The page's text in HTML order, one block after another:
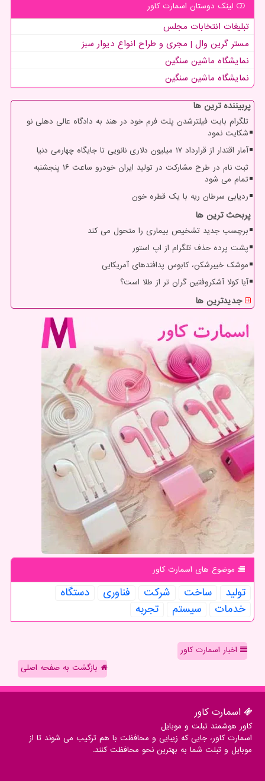
لینک دوستان اسمارت كاور
تبلیغات انتخابات مجلس
مستر گرین وال | مجری و طراح انواع دیوار سبز
نمایشگاه ماشین سنگین
نمایشگاه ماشین سنگین
پربیننده ترین ها
تلگرام بابت فیلترشدن پلت فرم خود در هند به دادگاه عالی دهلی نو
شکایت نمود
آمار اقتدار از قرارداد ۱۷ میلیون دلاری نانویی تا جایگاه چهارمی دنیا
ثبت نام در طرح مشارکت در تولید ایران خودرو ساعت ۱۶ پنجشنبه
تمام می شود
ردیابی سرطان ریه با یک قطره خون
پربحث ترین ها
برچسب جدید تشخیص بیماری را متحول می کند
پشت پرده حذف تلگرام از اپ استور
موشک خیبرشکن، کابوس پدافندهای آمریکایی
آیا کولا آشکروفتین گران تر از طلا است؟
جدیدترین ها
موضوع های اسمارت كاور
تولید ساخت شركت فناوری
دستگاه
خدمات
سیستم تجربه
اخبار اسمارت کاور
بازگشت به صفحه اصلی
اسمارت كاور
کاور هوشمند تبلت و موبایل
اسمارت کاور، جایی که زیبایی و محافظت با هم ترکیب می شوند تا از
موبایل و تبلت شما به بهترین نحو محافظت کنند.